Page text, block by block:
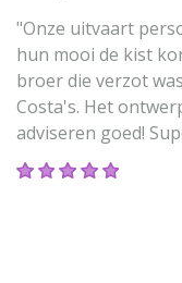
"Onze uitvaart
hun mooi de kist
broer die verzot
Costa's. Het
adviseren goed!